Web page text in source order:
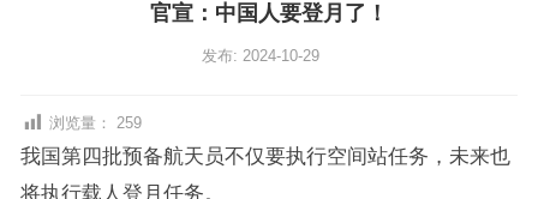
官宣：中国人要登月了！
发布: 2024-10-29
浏览量： 259
我国第四批预备航天员不仅要执行空间站任务，未来也
将执行载人登月任务。